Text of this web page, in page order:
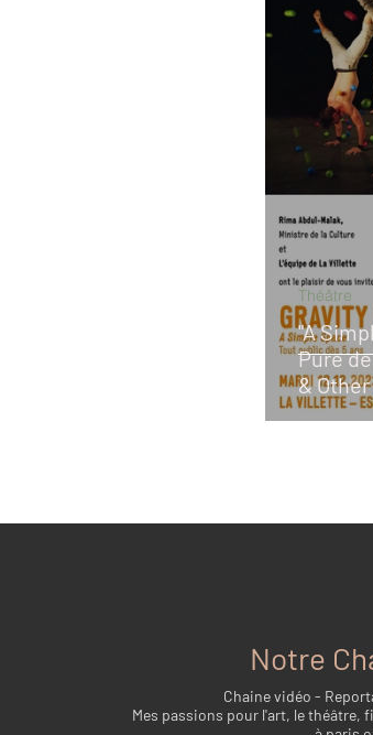
Événement
Offre spéciale
"A
Pure
&
Théâtre
Notre
Chaine vidéo -
Mes passions pour l'art, le théâtre,